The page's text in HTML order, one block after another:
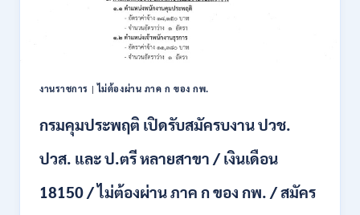
รับ
สมัคร
บุคคล
เพื่อ
พนักงาน
หลาย
ตำแหน่ง
ป.ตรี
ทุก
สาขา
งานราชการ |ไม่ต้องผ่าน ภาค ก ของ กพ.
กรมคุมประพฤติ เปิดรับสมัครบงาน ปวช.
ปวส. และ ป.ตรี หลายสาขา / เงินเดือน
18150 / ไม่ต้องผ่าน ภาค ก ของ กพ. / สมัคร